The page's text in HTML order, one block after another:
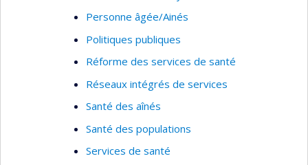
Personne âgée/Ainés
Politiques publiques
Réforme des services de santé
Réseaux intégrés de services
Santé des aînés
Santé des populations
Services de santé